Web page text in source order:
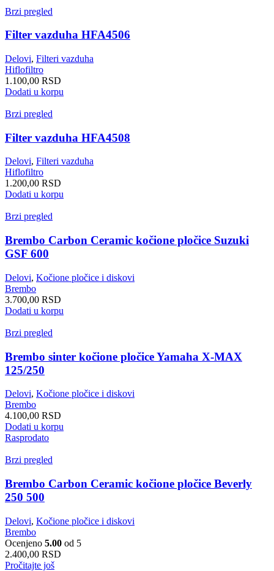
Brzi pregled
Filter vazduha HFA4506
Delovi, Filteri vazduha
Hiflofiltro
1.100,00 RSD
Dodati u korpu
Brzi pregled
Filter vazduha HFA4508
Delovi, Filteri vazduha
Hiflofiltro
1.200,00 RSD
Dodati u korpu
Brzi pregled
Brembo Carbon Ceramic kočione pločice Suzuki
GSF 600
Delovi, Kočione pločice i diskovi
Brembo
3.700,00 RSD
Dodati u korpu
Brzi pregled
Brembo sinter kočione pločice Yamaha X-MAX
125/250
Delovi, Kočione pločice i diskovi
Brembo
4.100,00 RSD
Dodati u korpu
Rasprodato
Brzi pregled
Brembo Carbon Ceramic kočione pločice Beverly
250 500
Delovi, Kočione pločice i diskovi
Brembo
Ocenjeno 5.00 od 5
2.400,00 RSD
Pročitajte još